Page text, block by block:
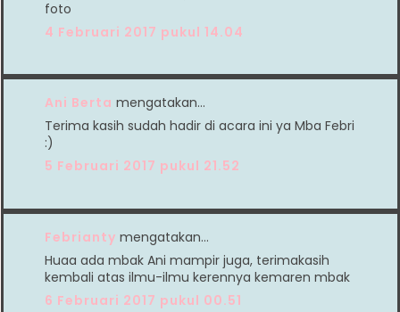
foto
4 Februari 2017 pukul 14.04
Ani Berta mengatakan…
Terima kasih sudah hadir di acara ini ya Mba Febri
:)
5 Februari 2017 pukul 21.52
Febrianty mengatakan…
Huaa ada mbak Ani mampir juga, terimakasih
kembali atas ilmu-ilmu kerennya kemaren mbak
6 Februari 2017 pukul 00.51